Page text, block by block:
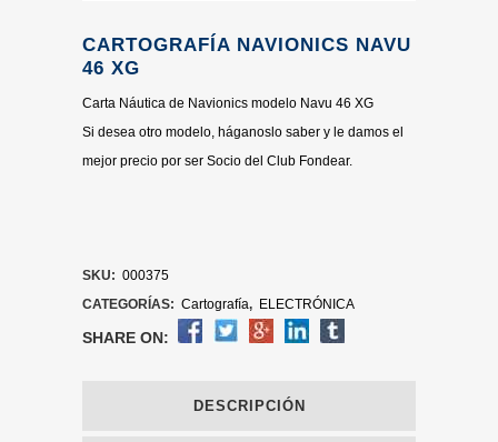
CARTOGRAFÍA NAVIONICS NAVU
46 XG
Carta Náutica de Navionics modelo Navu 46 XG
Si desea otro modelo, háganoslo saber y le damos el
mejor precio por ser Socio del Club Fondear.
SKU: 000375
CATEGORÍAS: Cartografía, ELECTRÓNICA
SHARE ON:
DESCRIPCIÓN